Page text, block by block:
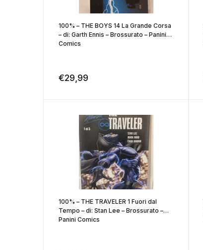
100% – THE BOYS 14 La Grande Corsa
– di: Garth Ennis – Brossurato – Panini
Comics
€29,99
100% – THE TRAVELER 1 Fuori dal
Tempo – di: Stan Lee – Brossurato –
Panini Comics